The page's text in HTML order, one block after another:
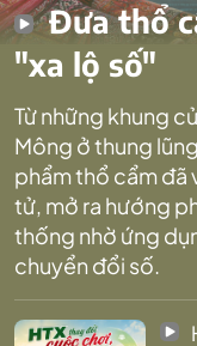
Đưa thổ
"xa lộ số"
Từ những khung
Mông ở thung
phẩm thổ cẩm đã
tử, mở ra hướng
thống nhờ ứng
chuyển đổi số.